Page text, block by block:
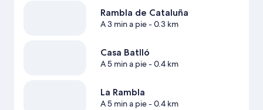
Rambla de Cataluña
A 3 min a pie- 0.3 km
Casa Batlló
A 5 min a pie- 0.4 km
La Rambla
A 5 min a pie- 0.4 km